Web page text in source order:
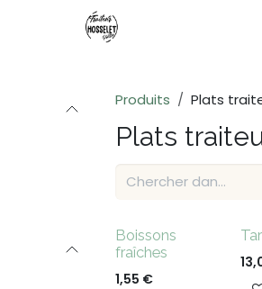
Produits Plats
Plats
Nouveau !
Boissons
fraîches
1,55 €